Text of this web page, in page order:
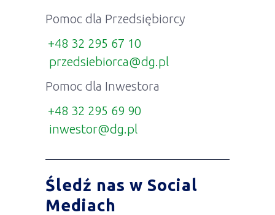
Pomoc dla Przedsiębiorcy
+48 32 295 67 10
przedsiebiorca@dg.pl
Pomoc dla Inwestora
+48 32 295 69 90
inwestor@dg.pl
Śledź nas w Social
Mediach